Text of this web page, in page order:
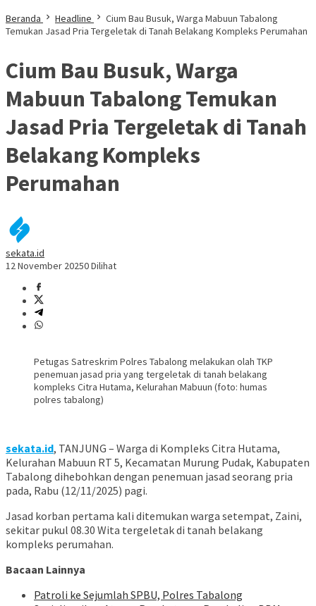
Beranda
Headline
Cium Bau Busuk, Warga Mabuun Tabalong
Temukan Jasad Pria Tergeletak di Tanah Belakang Kompleks Perumahan
Cium Bau Busuk, Warga
Mabuun Tabalong Temukan
Jasad Pria Tergeletak di Tanah
Belakang Kompleks
Perumahan
sekata.id
12 November 20250 Dilihat
Petugas Satreskrim Polres Tabalong melakukan olah TKP
penemuan jasad pria yang tergeletak di tanah belakang
kompleks Citra Hutama, Kelurahan Mabuun (foto: humas
polres tabalong)
sekata.id, TANJUNG – Warga di Kompleks Citra Hutama,
Kelurahan Mabuun RT 5, Kecamatan Murung Pudak, Kabupaten
Tabalong dihebohkan dengan penemuan jasad seorang pria
pada, Rabu (12/11/2025) pagi.
Jasad korban pertama kali ditemukan warga setempat, Zaini,
sekitar pukul 08.30 Wita tergeletak di tanah belakang
kompleks perumahan.
Bacaan Lainnya
Patroli ke Sejumlah SPBU, Polres Tabalong